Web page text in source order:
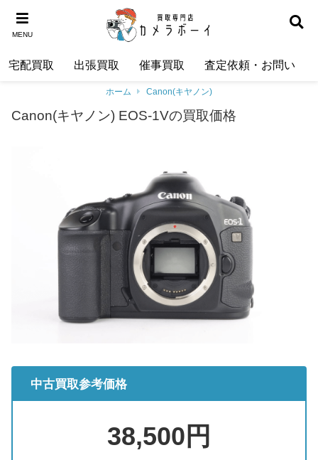
MENU
宅配買取 出張買取 催事買取 査定依頼・お問い合
ホーム Canon(キヤノン)
Canon(キヤノン) EOS-1Vの買取価格
中古買取参考価格
38,500円